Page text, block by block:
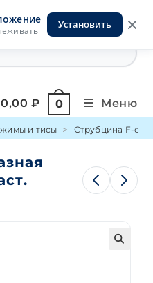
Установить
Горской
0,00₽ 0 Меню
и тисы Струбцина F-